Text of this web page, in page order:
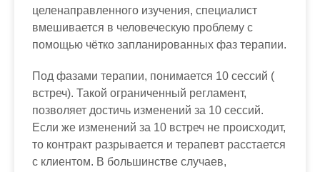
целенаправленного изучения, специалист
вмешивается в человеческую проблему с
помощью чётко запланированных фаз терапии.
Под фазами терапии, понимается 10 сессий (
встреч). Такой ограниченный регламент,
позволяет достичь изменений за 10 сессий.
Если же изменений за 10 встреч не происходит,
то контракт разрывается и терапевт расстается
с клиентом. В большинстве случаев,